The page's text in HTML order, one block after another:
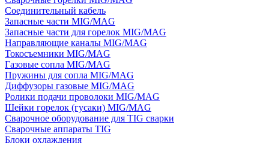
Соединительный кабель
Запасные части MIG/MAG
Запасные части для горелок MIG/MAG
Направляющие каналы MIG/MAG
Токосъемники MIG/MAG
Газовые сопла MIG/MAG
Пружины для сопла MIG/MAG
Диффузоры газовые MIG/MAG
Ролики подачи проволоки MIG/MAG
Шейки горелок (гусаки) MIG/MAG
Сварочное оборудование для TIG сварки
Сварочные аппараты TIG
Блоки охлаждения